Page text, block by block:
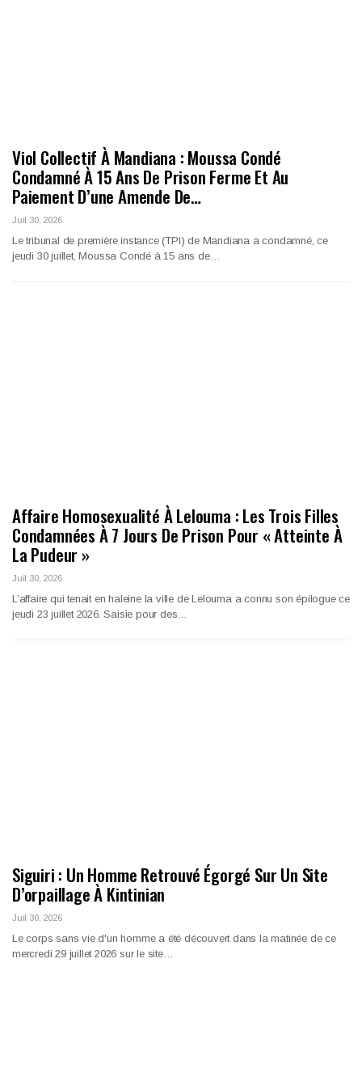
Viol Collectif À Mandiana : Moussa Condé
Condamné À 15 Ans De Prison Ferme Et Au
Paiement D’une Amende De…
Juil 30, 2026
Le tribunal de première instance (TPI) de Mandiana a condamné, ce
jeudi 30 juillet, Moussa Condé à 15 ans de…
Affaire Homosexualité À Lelouma : Les Trois Filles
Condamnées À 7 Jours De Prison Pour « Atteinte À
La Pudeur »
Juil 30, 2026
L’affaire qui tenait en haleine la ville de Lelouma a connu son épilogue ce
jeudi 23 juillet 2026. Saisie pour des…
Siguiri : Un Homme Retrouvé Égorgé Sur Un Site
D’orpaillage À Kintinian
Juil 30, 2026
Le corps sans vie d'un homme a été découvert dans la matinée de ce
mercredi 29 juillet 2026 sur le site…